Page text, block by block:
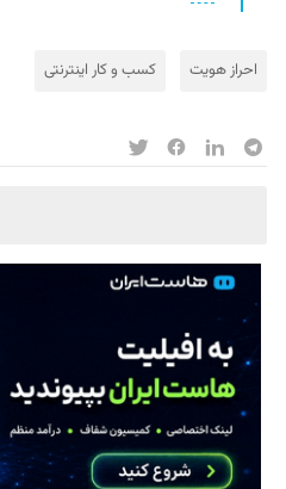
احراز هویت کسب و کار اینترنتی